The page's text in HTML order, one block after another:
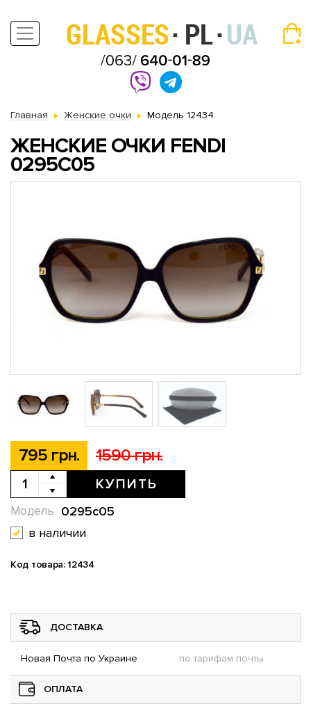
Главная Женские очки Модель 12434
ЖЕНСКИЕ ОЧКИ FENDI
0295C05
795 грн. 1590 грн.
КУПИТЬ
0295c05
Модель
в наличии
Код товара: 12434
ДОСТАВКА
Новая Почта по Украине по тарифам почты
ОПЛАТА